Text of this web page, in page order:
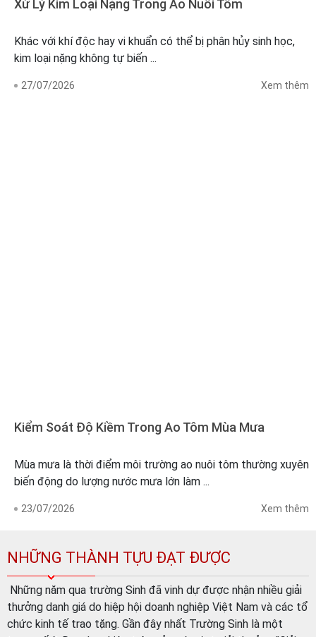
kim loại nặng không tự biến ...
27/07/2026 Xem thêm
Mùa mưa là thời điểm môi trường ao nuôi tôm thường xuyên
biến động do lượng nước mưa lớn làm ...
23/07/2026 Xem thêm
NHỮNG THÀNH TỰU ĐẠT ĐƯỢC
thưởng danh giá do hiệp hội doanh nghiệp Việt Nam và các tổ
chức kinh tế trao tặng. Gần đây nhất Trường Sinh là một
trong số ít Doanh nghiệp trên cả nước đạt giải thưởng "Giải
vàng chất lượng Quốc Gia 2019-2020" do Thủ Tướng Chính
phủ trao tặng. Năm 2010, Sản phẩm vàng vì sức khỏe cộng